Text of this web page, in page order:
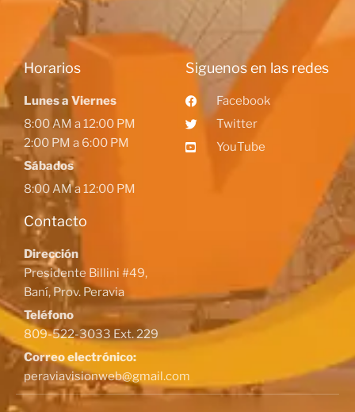
Horarios
Lunes a Viernes
8:00 AM a 12:00 PM
2:00 PM a 6:00 PM
Sábados
8:00 AM a 12:00 PM
Contacto
Dirección
Presidente Billini #49,
Baní, Prov. Peravia
Teléfono
809-522-3033 Ext. 229
Correo electrónico:
peraviavisionweb@gmail.com
Siguenos en las redes
Facebook
Twitter
YouTube